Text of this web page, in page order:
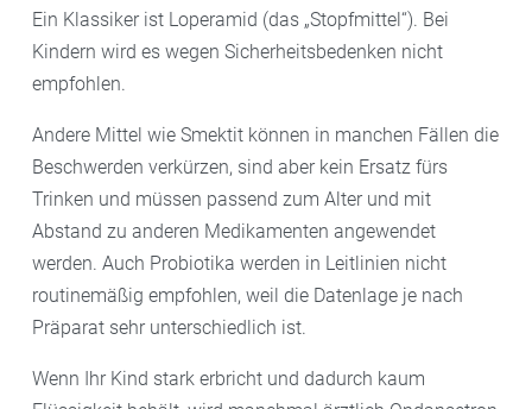
Ein Klassiker ist Loperamid (das „Stopfmittel“). Bei
Kindern wird es wegen Sicherheitsbedenken nicht
empfohlen.
Andere Mittel wie Smektit können in manchen Fällen die
Beschwerden verkürzen, sind aber kein Ersatz fürs
Trinken und müssen passend zum Alter und mit
Abstand zu anderen Medikamenten angewendet
werden. Auch Probiotika werden in Leitlinien nicht
routinemäßig empfohlen, weil die Datenlage je nach
Präparat sehr unterschiedlich ist.
Wenn Ihr Kind stark erbricht und dadurch kaum